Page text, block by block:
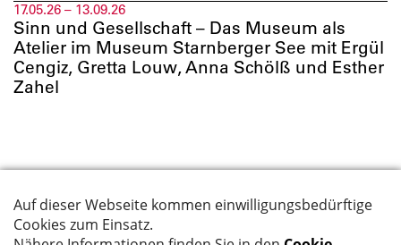
17.05.26 – 13.09.26
Sinn und Gesellschaft – Das Museum als
Atelier im Museum Starnberger See mit Ergül
Cengiz, Gretta Louw, Anna Schölß und Esther
Zahel